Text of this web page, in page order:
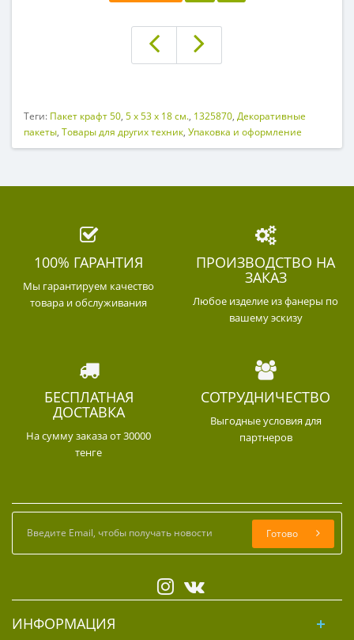
Теги: Пакет крафт 50, 5 х 53 х 18 см., 1325870, Декоративные
пакеты, Товары для других техник, Упаковка и оформление
100% ГАРАНТИЯ
Мы гарантируем качество
товара и обслуживания
ПРОИЗВОДСТВО НА
ЗАКАЗ
Любое изделие из фанеры по
вашему эскизу
БЕСПЛАТНАЯ
ДОСТАВКА
На сумму заказа от 30000
тенге
СОТРУДНИЧЕСТВО
Выгодные условия для
партнеров
Готово
ИНФОРМАЦИЯ